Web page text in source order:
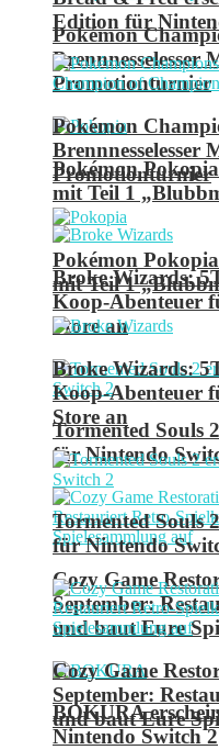
Pokémon
Brennnesselesser
Promotionturnier
Pokémon
mit Teil 1
Broke Wizards:
Koop-Abenteuer
Store an
Tormented Souls
für Nintendo
Cozy Game
September:
und baut Eure
BOKURA
Nintendo Switch 2
Edition für
Pokémon
Brennnesselesser
Promotionturnier
Pokémon
mit Teil 1
Broke Wizards:
Koop-Abenteuer
Store an
Tormented Souls
für Nintendo
Cozy Game
September:
und baut Eure